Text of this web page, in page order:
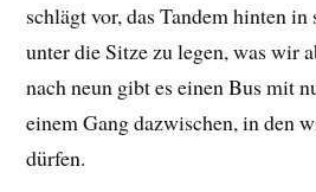
schlägt vor, das Tandem hinten
unter die Sitze zu legen, was wir
nach neun gibt es einen Bus mit
einem Gang dazwischen, in den
dürfen.